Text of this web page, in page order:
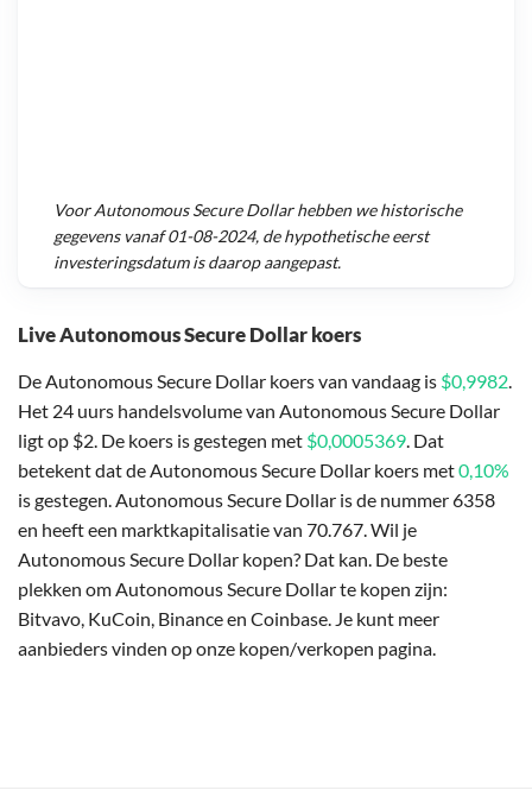
Live Autonomous Secure Dollar koers
De Autonomous Secure Dollar koers van vandaag is $0,9982.
Het 24 uurs handelsvolume van Autonomous Secure Dollar
ligt op $2. De koers is gestegen met $0,0005369. Dat
betekent dat de Autonomous Secure Dollar koers met0,10%
is gestegen. Autonomous Secure Dollar is de nummer 6358
en heeft een marktkapitalisatie van 70.767. Wil je
Autonomous Secure Dollar kopen? Dat kan. De beste
plekken om Autonomous Secure Dollar te kopen zijn:
Bitvavo, KuCoin, Binance en Coinbase. Je kunt meer
aanbieders vinden op onze kopen/verkopen pagina.
VoorAutonomous Secure Dollarhebben we historische
gegevens vanaf01-08-2024, de hypothetische eerst
investeringsdatum is daarop aangepast.